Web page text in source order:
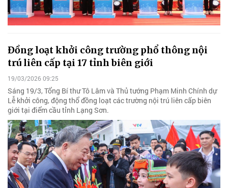
Đồng loạt khởi công trường phổ thông nội
trú liên cấp tại 17 tỉnh biên giới
19/03/2026 09:25
Sáng 19/3, Tổng Bí thư Tô Lâm và Thủ tướng Phạm Minh Chính dự
Lễ khởi công, động thổ đồng loạt các trường nội trú liên cấp biên
giới tại điểm cầu tỉnh Lạng Sơn.